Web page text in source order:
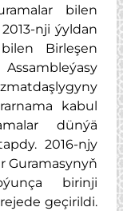
bilen
nji ýyldan
Birleşen
kabul
dünýä
2016-njy
Guramasynyň
birinji
geçirildi.